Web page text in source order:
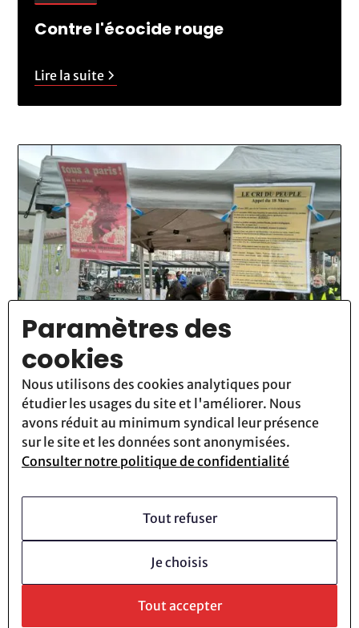
Contre l'écocide rouge
Lire la suite
Actualité 28Novembre2025
L'Écofascisme Imaginaire : Le
Prétexte Favori des Salonards
pour Discréditer ATR
Lire la suite
Paramètres des
cookies
Nous utilisons des cookies analytiques pour
étudier les usages du site et l'améliorer. Nous
avons réduit au minimum syndical leur présence
sur le site et les données sont anonymisées.
Consulter notre politique de confidentialité
Tout refuser
Je choisis
Tout accepter